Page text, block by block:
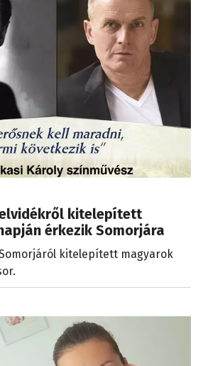
kitelepített
érkezik Somorjára
kitelepített magyarok